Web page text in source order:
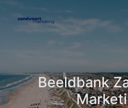
Beeldbank